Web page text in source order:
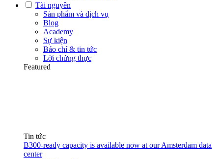
Tài nguyên
Sản phẩm và dịch vụ
Blog
Academy
Sự kiện
Báo chí & tin tức
Lời chứng thực
Featured
Tin tức
B300-ready capacity is available now at our Amsterdam data
center